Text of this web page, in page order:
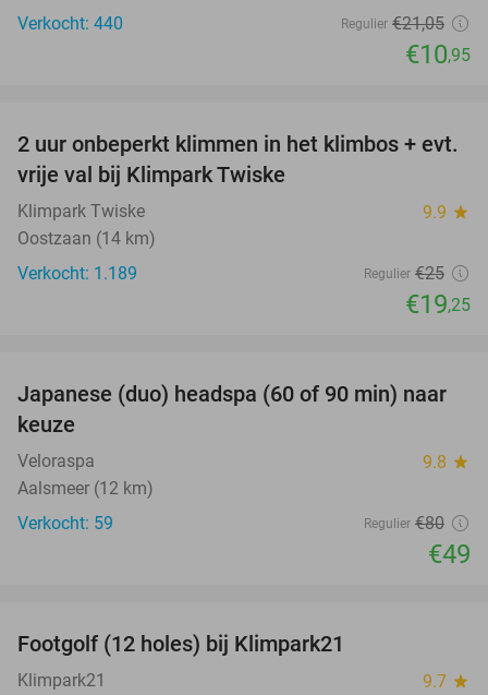
Verkocht: 440
Regulier €21,05
€10,95
23%
2 uur onbeperkt klimmen in het klimbos + evt.
vrije val bij Klimpark Twiske
Klimpark Twiske 9.9 star
Oostzaan (14 km)
Verkocht: 1.189
Regulier €25
€19,25
39%
Japanese (duo) headspa (60 of 90 min) naar
keuze
Veloraspa 9.8 star
Aalsmeer (12 km)
Verkocht: 59
Regulier €80
€49
Footgolf (12 holes) bij Klimpark21
Klimpark21 9.7 star